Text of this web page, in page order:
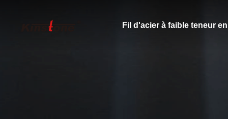
Fil d'acier à faible teneur